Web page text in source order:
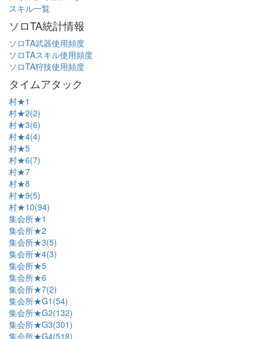
スキル一覧
ソロTA統計情報
ソロTA武器使用頻度
ソロTAスキル使用頻度
ソロTA狩技使用頻度
タイムアタック
村★1
村★2(2)
村★3(6)
村★4(4)
村★5
村★6(7)
村★7
村★8
村★9(5)
村★10(94)
集会所★1
集会所★2
集会所★3(5)
集会所★4(3)
集会所★5
集会所★6
集会所★7(2)
集会所★G1(54)
集会所★G2(132)
集会所★G3(301)
集会所★G4(518)